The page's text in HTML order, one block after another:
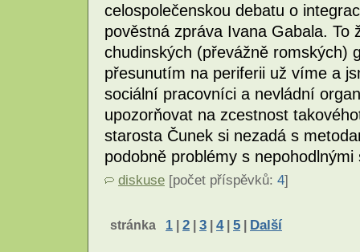
celospolečenskou debatu o
pověstná zpráva Ivana Gabala.
chudinských (převážně romských)
přesunutím na periferii už víme a
sociální pracovníci a nevládní
upozorňovat na zcestnost
starosta Čunek si nezadá s
podobně problémy s
diskuse [počet příspěvků: 4]
stránka 1 | 2 | 3 | 4| 5 | Další